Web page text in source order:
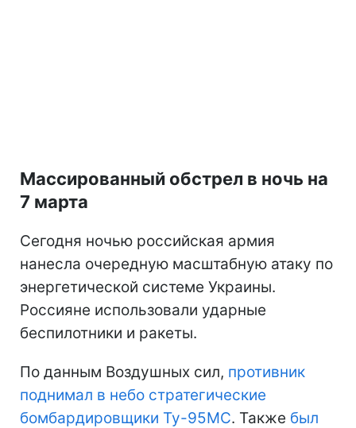
Массированный обстрел в ночь на
7 марта
Сегодня ночью российская армия
нанесла очередную масштабную атаку по
энергетической системе Украины.
Россияне использовали ударные
беспилотники и ракеты.
По данным Воздушных сил, противник
поднимал в небо стратегические
бомбардировщики Ту-95МС. Также был